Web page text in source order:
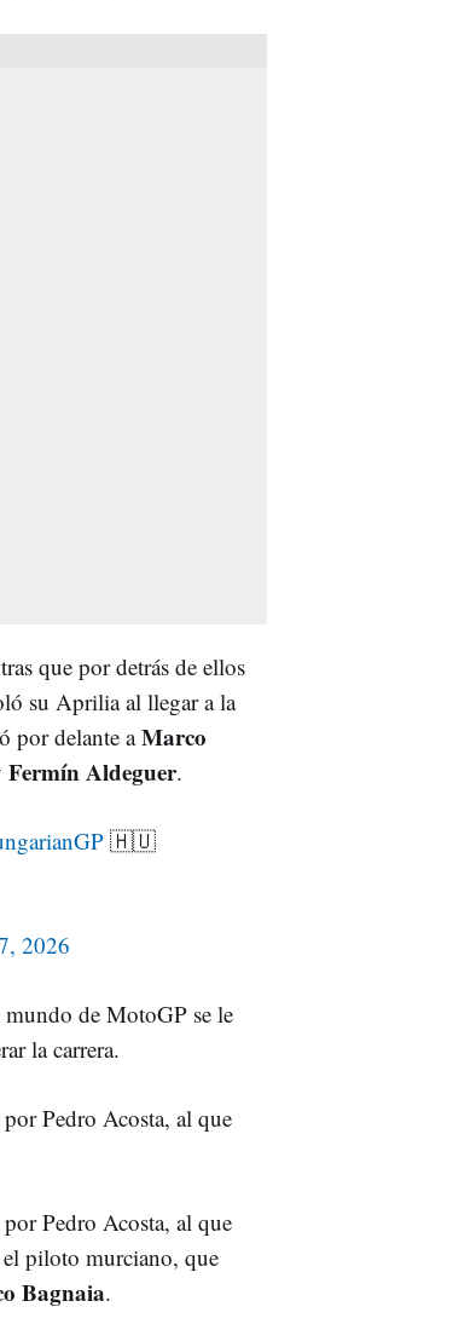
que por detrás de ellos
su Aprilia al llegar a la
por delante aMarco
Fermín Aldeguer.
🇭🇺
2026
de MotoGP se le
la carrera.
Pedro Acosta, al que
Pedro Acosta, al que
el piloto murciano, que
Bagnaia.